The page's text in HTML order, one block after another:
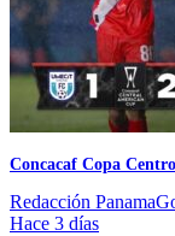
Concacaf Copa
Redacción
Hace 3 días